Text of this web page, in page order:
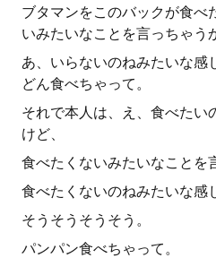
ブタマンをこのバックが食べ
いみたいなことを言っちゃう
あ、いらないのねみたいな感
どん食べちゃって。
それで本人は、え、食べたい
けど、
食べたくないみたいなことを
食べたくないのねみたいな感
そうそうそうそう。
パンパン食べちゃって。